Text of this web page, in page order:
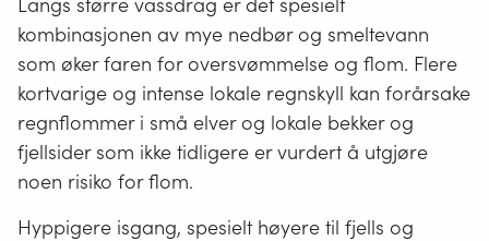
kombinasjonen av mye nedbør og smeltevann
som øker faren for oversvømmelse og flom. Flere
kortvarige og intense lokale regnskyll kan forårsake
regnflommer i små elver og lokale bekker og
fjellsider som ikke tidligere er vurdert å utgjøre
noen risiko for flom.
Hyppigere isgang, spesielt høyere til fjells og